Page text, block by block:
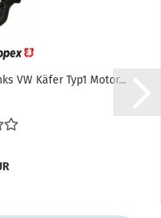
VW Käfer Typ1 Motor...